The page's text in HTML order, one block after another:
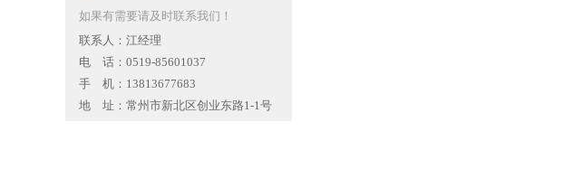
如果有需要请及时联系我们！
联系人：江经理
电 话：0519-85601037
手 机：13813677683
地 址：常州市新北区创业东路1-1号